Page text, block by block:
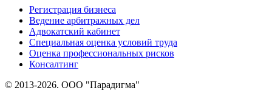
Регистрация бизнеса
Ведение арбитражных дел
Адвокатский кабинет
Специальная оценка условий труда
Оценка профессиональных рисков
Консалтинг
© 2013-2026. ООО "Парадигма"